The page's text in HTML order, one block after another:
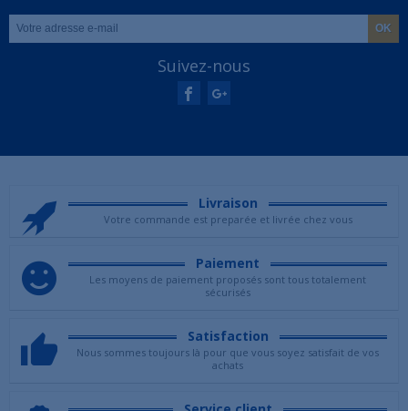
Suivez-nous
Livraison
Votre commande est preparée et livrée chez vous
Paiement
Les moyens de paiement proposés sont tous totalement
sécurisés
Satisfaction
Nous sommes toujours là pour que vous soyez satisfait de vos
achats